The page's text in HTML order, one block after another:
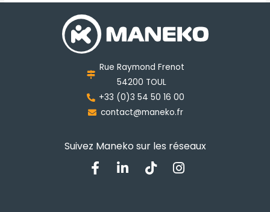
peuvent
être
sur
page
du
Rue Raymond Frenot
54200 TOUL
+33 (0)3 54 50 16 00
contact@maneko.fr
Suivez Maneko sur les réseaux
F
a
L
i
T
i
I
n